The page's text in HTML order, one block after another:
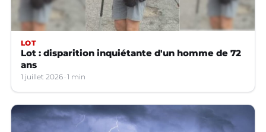
LOT
Lot : disparition inquiétante d'un homme de 72
ans
1 juillet 2026 1 min